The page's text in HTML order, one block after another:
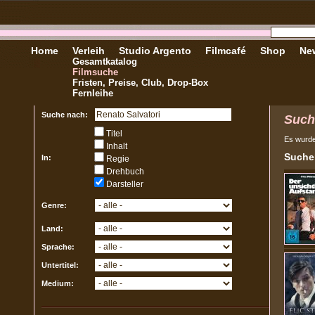
Home Verleih
Gesamtkatalog
Filmsuche
Fristen, Preise, Club, Drop-Box
Fernleihe
Studio Argento Filmcafé Shop
Suche nach:
In:
Titel
Inhalt
Regie
Drehbuch
Darsteller
Genre:
Land:
Sprache:
Untertitel:
Medium:
Es